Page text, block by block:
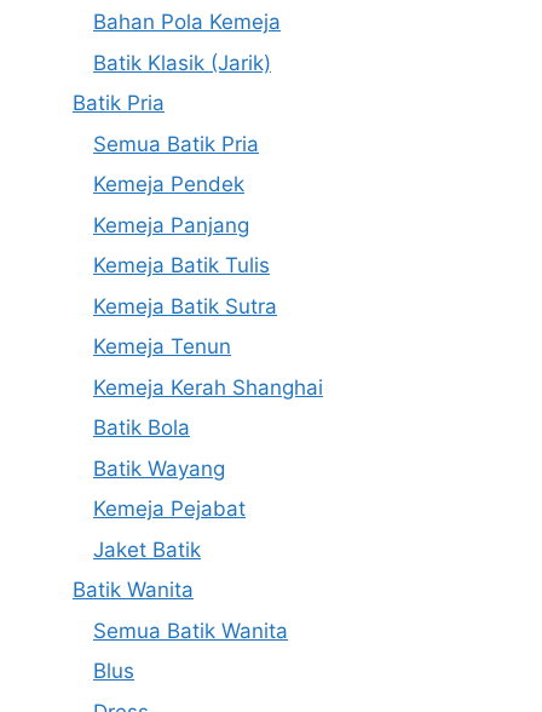
Bahan Pola Kemeja
Batik Klasik (Jarik)
Batik Pria
Semua Batik Pria
Kemeja Pendek
Kemeja Panjang
Kemeja Batik Tulis
Kemeja Batik Sutra
Kemeja Tenun
Kemeja Kerah Shanghai
Batik Bola
Batik Wayang
Kemeja Pejabat
Jaket Batik
Batik Wanita
Semua Batik Wanita
Blus